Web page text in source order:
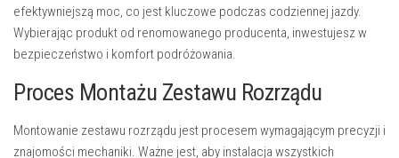
efektywniejszą moc, co jest kluczowe podczas codziennej jazdy.
Wybierając produkt od renomowanego producenta, inwestujesz w
bezpieczeństwo i komfort podróżowania.
Proces Montażu Zestawu Rozrządu
Montowanie zestawu rozrządu jest procesem wymagającym precyzji i
znajomości mechaniki. Ważne jest, aby instalacja wszystkich